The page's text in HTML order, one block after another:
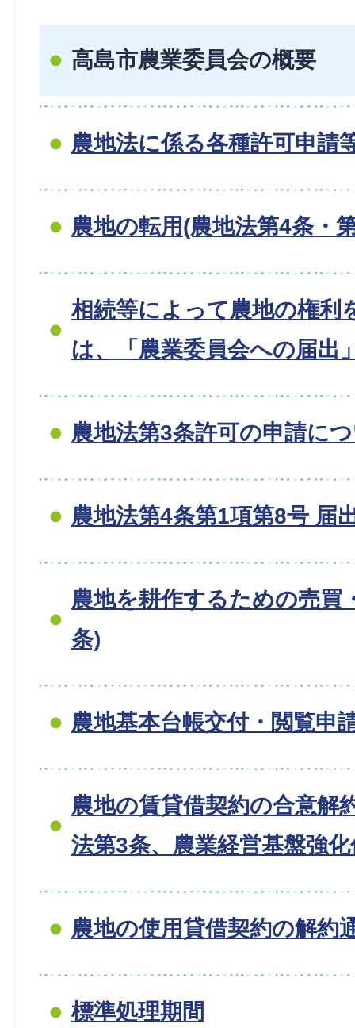
高島市農業委員会の概要
農地法に係る各種許可申請
農地の転用(農地法第4条・
相続等によって農地の権利
は、「農業委員会への届出
農地法第3条許可の申請に
農地法第4条第1項第8号 届
農地を耕作するための売買
条)
農地基本台帳交付・閲覧申
農地の賃貸借契約の合意解
法第3条、農業経営基盤強
農地の使用貸借契約の解約
標準処理期間